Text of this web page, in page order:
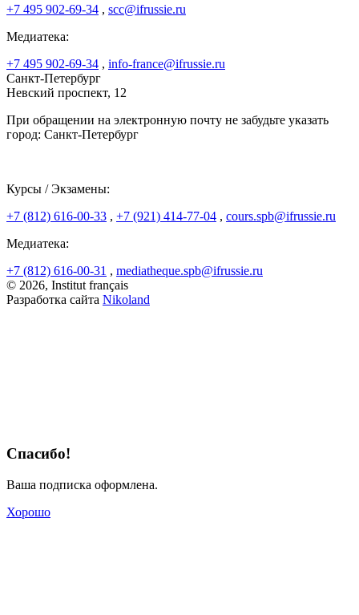
+7 495 902-69-34 , scc@ifrussie.ru
Медиатека:
+7 495 902-69-34 , info-france@ifrussie.ru
Санкт-Петербург
Невский проспект, 12
При обращении на электронную почту не забудьте указать
город: Санкт-Петербург
Курсы / Экзамены:
+7 (812) 616-00-33 , +7 (921) 414-77-04 , cours.spb@ifrussie.ru
Медиатека:
+7 (812) 616-00-31 , mediatheque.spb@ifrussie.ru
© 2026, Institut français
Разработка сайта Nikoland
Спасибо!
Ваша подписка оформлена.
Хорошо